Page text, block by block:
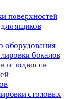
поверхностей
ящиков
оборудования
бокалов
и подносов
столовых